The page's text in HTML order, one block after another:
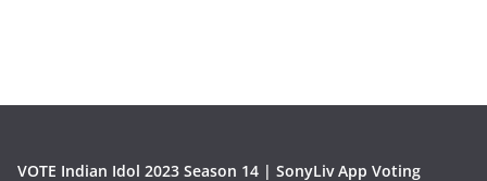
VOTE Indian Idol 2023 Season 14 | SonyLiv App Voting